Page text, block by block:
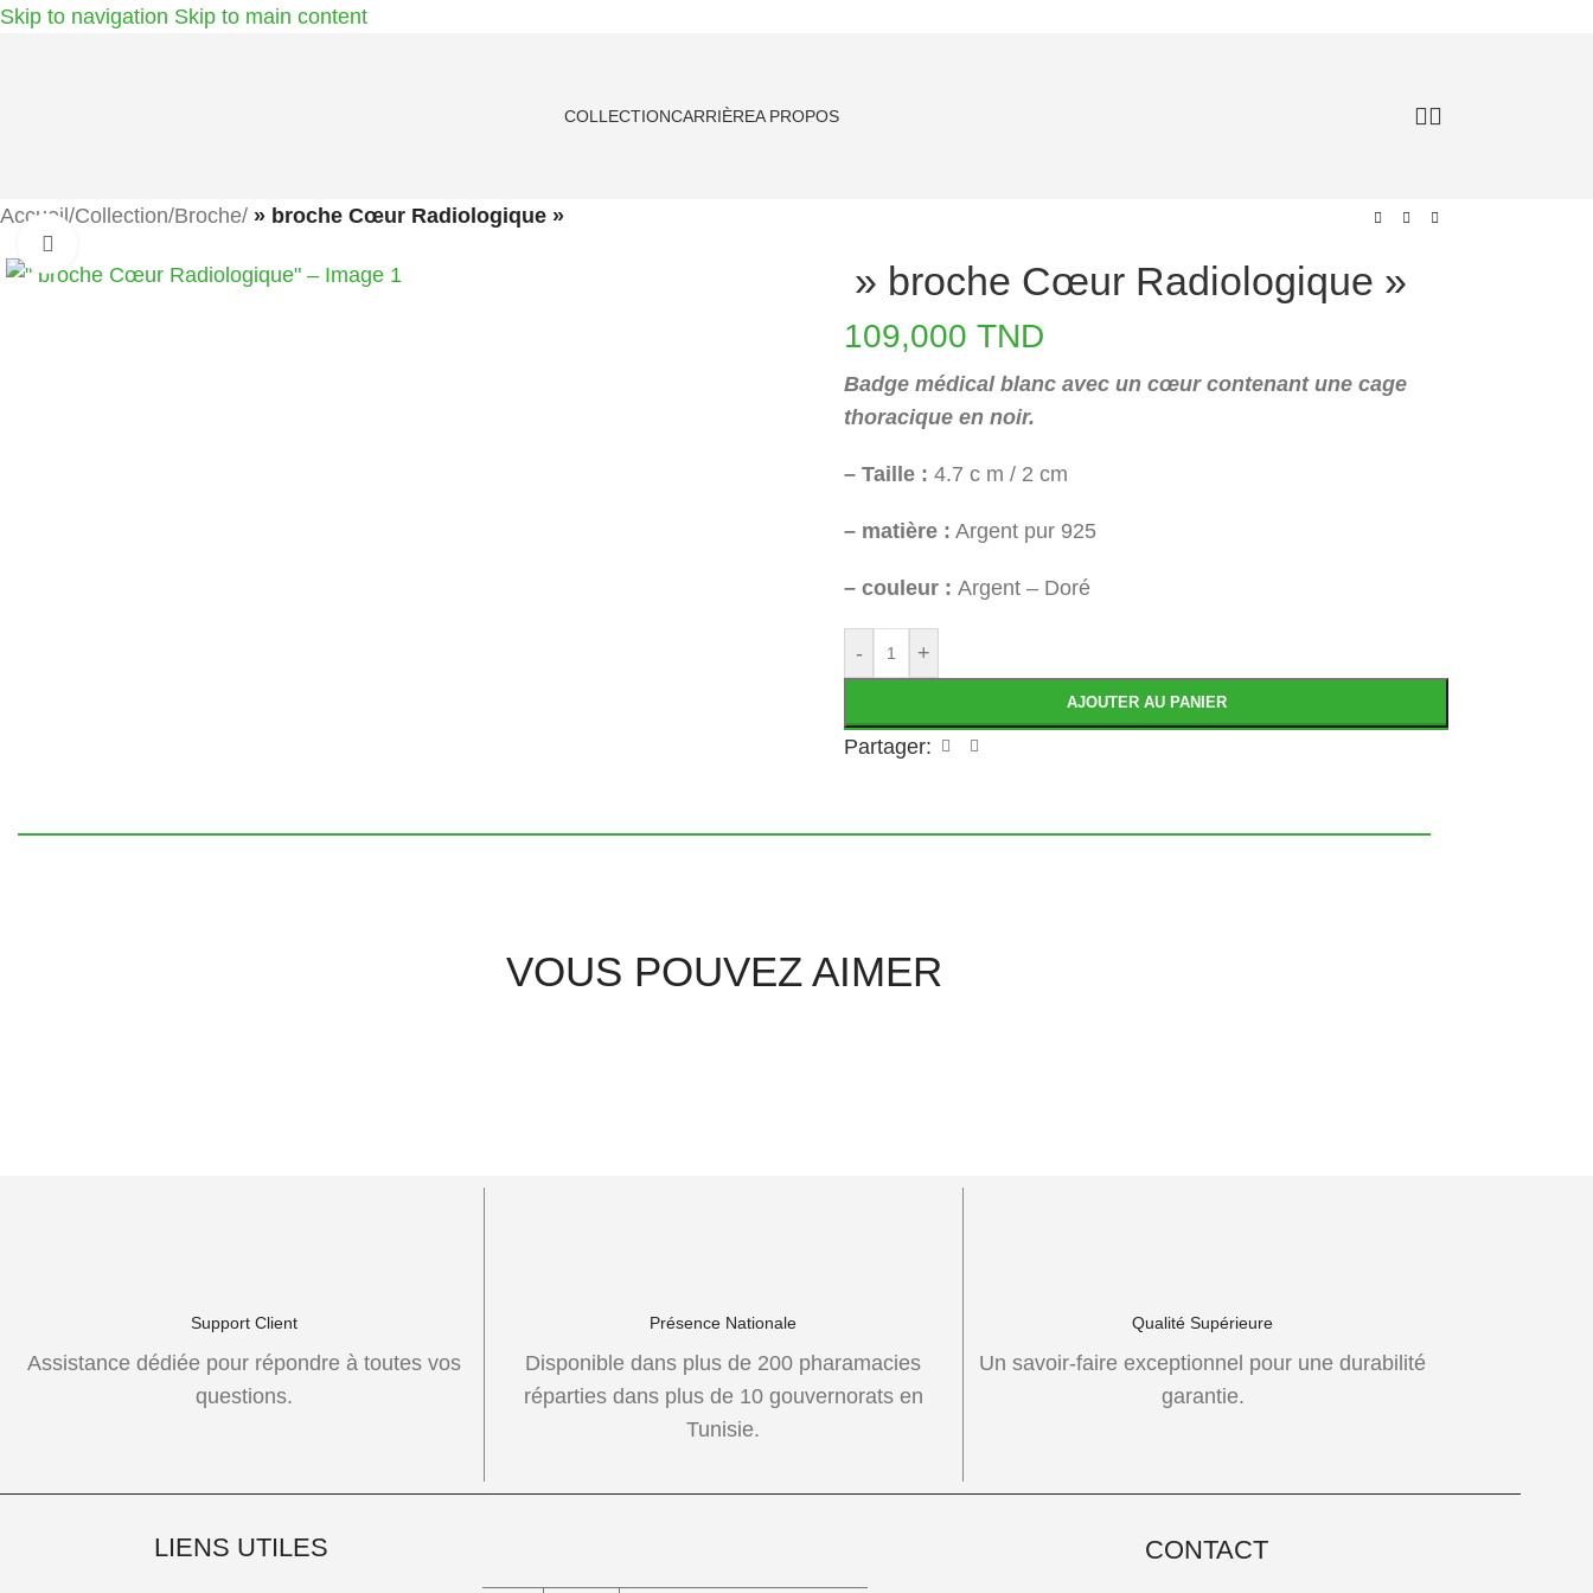
Skip to navigation Skip to main content
COLLECTIONCARRIÈREA PROPOS
Accueil/Collection/Broche/ » broche Cœur Radiologique »
» broche Cœur Radiologique »
109,000TND
Badge médical blanc avec un cœur contenant une cage
thoracique en noir.
– Taille : 4.7 c m / 2 cm
– matière : Argent pur 925
– couleur :Argent – Doré
- +
AJOUTER AU PANIER
Partager:
VOUS POUVEZ AIMER
Support Client
Assistance dédiée pour répondre à toutes vos
questions.
Présence Nationale
Disponible dans plus de 200 pharamacies
réparties dans plus de 10 gouvernorats en
Tunisie.
Qualité Supérieure
Un savoir-faire exceptionnel pour une durabilité
garantie.
LIENS UTILES CONTACT